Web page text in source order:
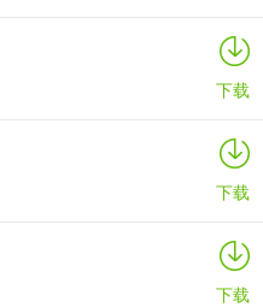
下载
下载
下载